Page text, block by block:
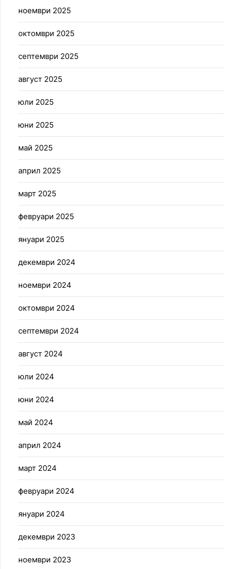
ноември 2025
октомври 2025
септември 2025
август 2025
юли 2025
юни 2025
май 2025
април 2025
март 2025
февруари 2025
януари 2025
декември 2024
ноември 2024
октомври 2024
септември 2024
август 2024
юли 2024
юни 2024
май 2024
април 2024
март 2024
февруари 2024
януари 2024
декември 2023
ноември 2023